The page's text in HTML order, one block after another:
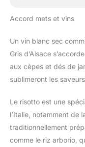
Accord mets et vins
Un vin blanc sec
Gris d’Alsace
aux cèpes et dés de
sublimeront les
Le risotto est une
l’Italie, notamment de
traditionnellement
comme le riz arborio,